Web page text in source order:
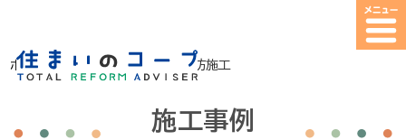
ホーム > 施工事例>シロアリ予防施工
施工事例